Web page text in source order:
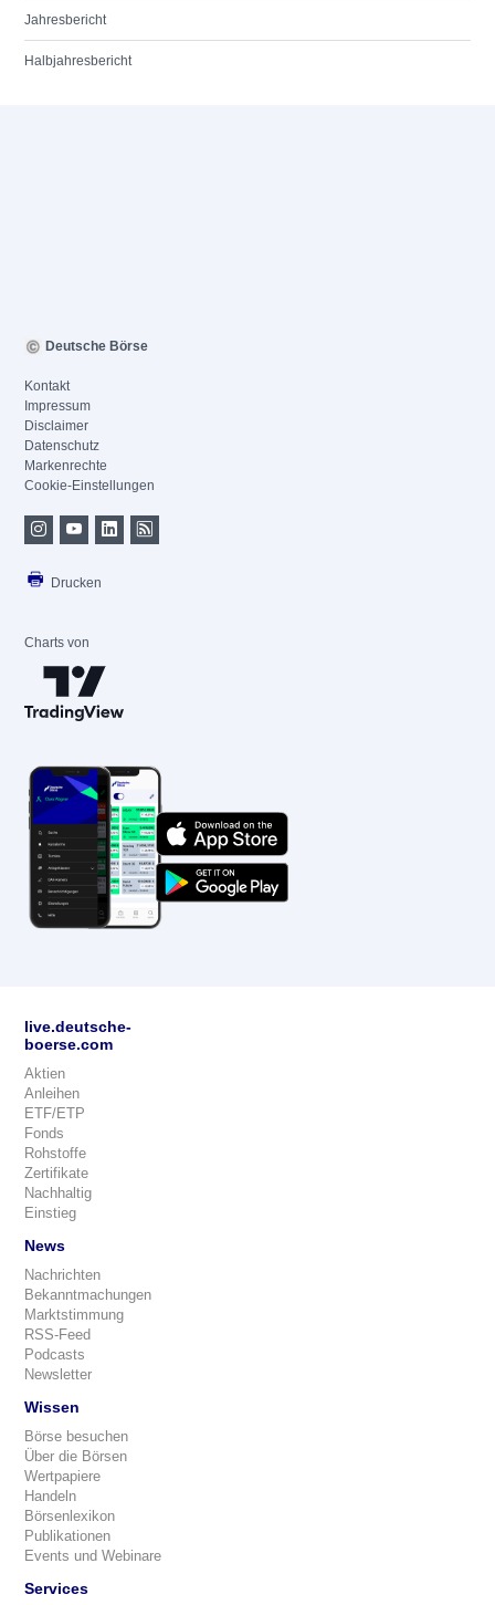
Jahresbericht
Halbjahresbericht
Deutsche Börse
Kontakt
Impressum
Disclaimer
Datenschutz
Markenrechte
Cookie-Einstellungen
Drucken
Charts von
live.deutsche-
boerse.com
Aktien
Anleihen
ETF/ETP
Fonds
Rohstoffe
Zertifikate
Nachhaltig
Einstieg
News
Nachrichten
Bekanntmachungen
Marktstimmung
RSS-Feed
Podcasts
Newsletter
Wissen
Börse besuchen
Über die Börsen
Wertpapiere
Handeln
Börsenlexikon
Publikationen
Events und Webinare
Services